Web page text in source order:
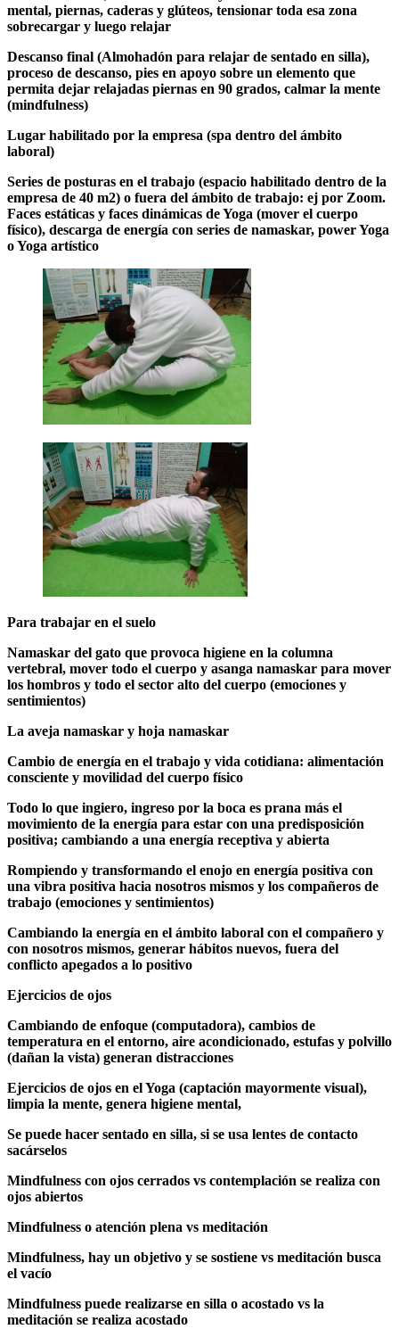
mental, piernas, caderas y glúteos, tensionar toda esa zona
sobrecargar y luego relajar
Descanso final (Almohadón para relajar de sentado en silla),
proceso de descanso, pies en apoyo sobre un elemento que
permita dejar relajadas piernas en 90 grados, calmar la mente
(mindfulness)
Lugar habilitado por la empresa (spa dentro del ámbito
laboral)
Series de posturas en el trabajo (espacio habilitado dentro de la
empresa de 40 m2) o fuera del ámbito de trabajo: ej por Zoom.
Faces estáticas y faces dinámicas de Yoga (mover el cuerpo
físico), descarga de energía con series de namaskar, power Yoga
o Yoga artístico
Para trabajar en el suelo
Namaskar del gato que provoca higiene en la columna
vertebral, mover todo el cuerpo y asanga namaskar para mover
los hombros y todo el sector alto del cuerpo (emociones y
sentimientos)
La aveja namaskar y hoja namaskar
Cambio de energía en el trabajo y vida cotidiana: alimentación
consciente y movilidad del cuerpo físico
Todo lo que ingiero, ingreso por la boca es prana más el
movimiento de la energía para estar con una predisposición
positiva; cambiando a una energía receptiva y abierta
Rompiendo y transformando el enojo en energía positiva con
una vibra positiva hacia nosotros mismos y los compañeros de
trabajo (emociones y sentimientos)
Cambiando la energía en el ámbito laboral con el compañero y
con nosotros mismos, generar hábitos nuevos, fuera del
conflicto apegados a lo positivo
Ejercicios de ojos
Cambiando de enfoque (computadora), cambios de
temperatura en el entorno, aire acondicionado, estufas y polvillo
(dañan la vista) generan distracciones
Ejercicios de ojos en el Yoga (captación mayormente visual),
limpia la mente, genera higiene mental,
Se puede hacer sentado en silla, si se usa lentes de contacto
sacárselos
Mindfulness con ojos cerrados vs contemplación se realiza con
ojos abiertos
Mindfulness o atención plena vs meditación
Mindfulness, hay un objetivo y se sostiene vs meditación busca
el vacío
Mindfulness puede realizarse en silla o acostado vs la
meditación se realiza acostado